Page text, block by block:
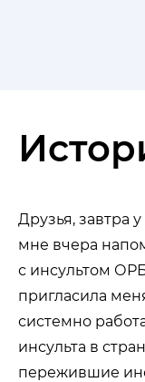
Друзья, завтра
мне вчера
с инсультом
пригласила
системно
инсульта в
пережившие